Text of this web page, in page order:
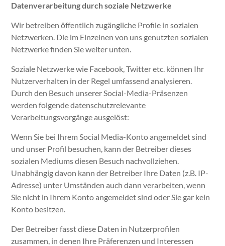
Datenverarbeitung durch soziale Netzwerke
Wir betreiben öffentlich zugängliche Profile in sozialen
Netzwerken. Die im Einzelnen von uns genutzten sozialen
Netzwerke finden Sie weiter unten.
Soziale Netzwerke wie Facebook, Twitter etc. können Ihr
Nutzerverhalten in der Regel umfassend analysieren.
Durch den Besuch unserer Social-Media-Präsenzen
werden folgende datenschutzrelevante
Verarbeitungsvorgänge ausgelöst:
Wenn Sie bei Ihrem Social Media-Konto angemeldet sind
und unser Profil besuchen, kann der Betreiber dieses
sozialen Mediums diesen Besuch nachvollziehen.
Unabhängig davon kann der Betreiber Ihre Daten (z.B. IP-
Adresse) unter Umständen auch dann verarbeiten, wenn
Sie nicht in Ihrem Konto angemeldet sind oder Sie gar kein
Konto besitzen.
Der Betreiber fasst diese Daten in Nutzerprofilen
zusammen, in denen Ihre Präferenzen und Interessen